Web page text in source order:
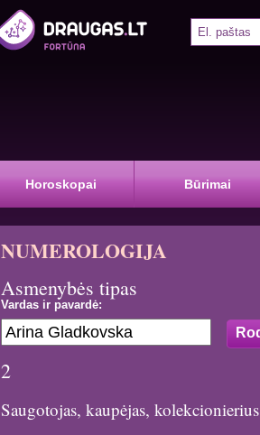
Horoskopai Būrimai
NUMEROLOGIJA
Asmenybės tipas
Vardas ir pavardė:
2
Saugotojas, kaupėjas, kolekcionierius